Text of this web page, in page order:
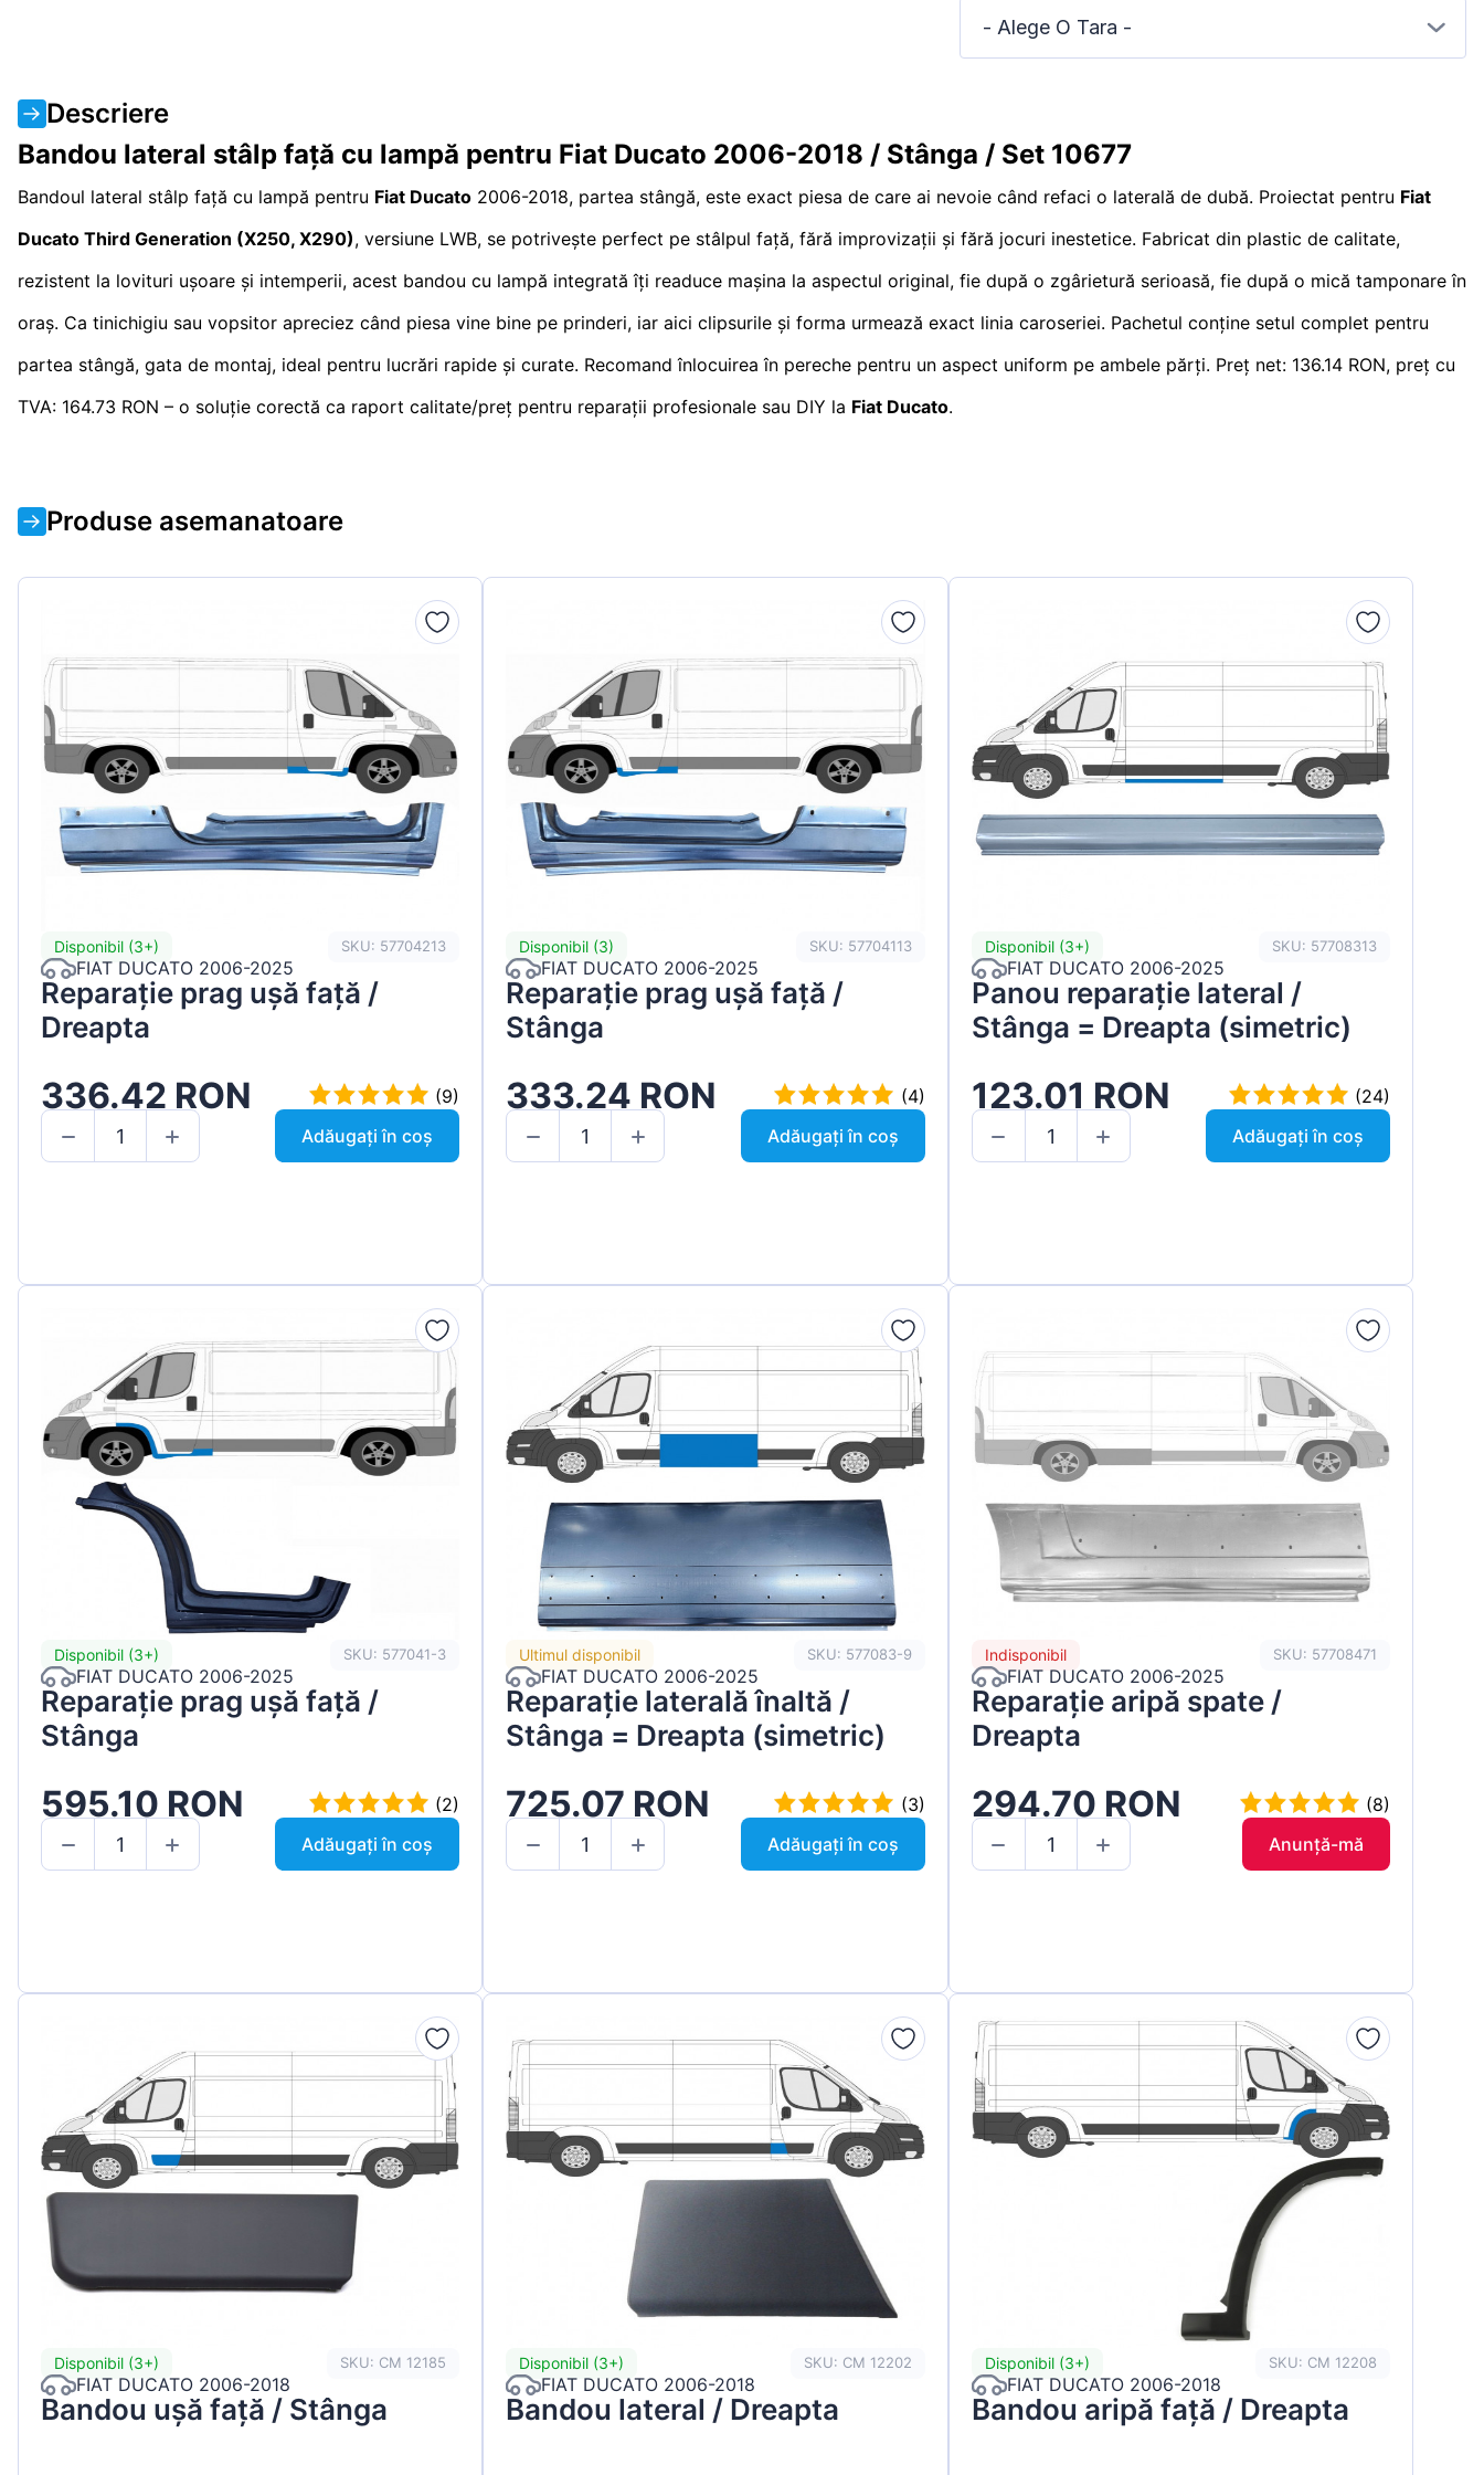
- Alege O Tara -
Descriere
Bandou lateral stâlp față cu lampă pentru Fiat Ducato 2006-2018 / Stânga / Set 10677
Bandoul lateral stâlp față cu lampă pentru Fiat Ducato 2006-2018, partea stângă, este exact piesa de care ai nevoie când refaci o laterală de dubă. Proiectat pentru Fiat
Ducato Third Generation (X250, X290), versiune LWB, se potrivește perfect pe stâlpul față, fără improvizații și fără jocuri inestetice. Fabricat din plastic de calitate,
rezistent la lovituri ușoare și intemperii, acest bandou cu lampă integrată îți readuce mașina la aspectul original, fie după o zgârietură serioasă, fie după o mică tamponare în
oraș. Ca tinichigiu sau vopsitor apreciez când piesa vine bine pe prinderi, iar aici clipsurile și forma urmează exact linia caroseriei. Pachetul conține setul complet pentru
partea stângă, gata de montaj, ideal pentru lucrări rapide și curate. Recomand înlocuirea în pereche pentru un aspect uniform pe ambele părți. Preț net: 136.14 RON, preț cu
TVA: 164.73 RON – o soluție corectă ca raport calitate/preț pentru reparații profesionale sau DIY la Fiat Ducato.
Produse asemanatoare
Disponibil (3+) SKU: 57704213
FIAT DUCATO 2006-2025
Reparație prag ușă față /
Dreapta
336.42 RON
(9)
Adăugați în coș
Disponibil (3) SKU: 57704113
FIAT DUCATO 2006-2025
Reparație prag ușă față /
Stânga
333.24 RON
(4)
Adăugați în coș
Disponibil (3+) SKU: 57708313
FIAT DUCATO 2006-2025
Panou reparație lateral /
Stânga = Dreapta (simetric)
123.01 RON
(24)
Adăugați în coș
Disponibil (3+) SKU: 577041-3
FIAT DUCATO 2006-2025
Reparație prag ușă față /
Stânga
595.10 RON
(2)
Adăugați în coș
Ultimul disponibil SKU: 577083-9
FIAT DUCATO 2006-2025
Reparație laterală înaltă /
Stânga = Dreapta (simetric)
725.07 RON
(3)
Adăugați în coș
Indisponibil SKU: 57708471
FIAT DUCATO 2006-2025
Reparație aripă spate /
Dreapta
294.70 RON
(8)
Anunță-mă
Disponibil (3+) SKU: CM 12185
FIAT DUCATO 2006-2018
Bandou ușă față / Stânga
Disponibil (3+) SKU: CM 12202
FIAT DUCATO 2006-2018
Bandou lateral / Dreapta
Disponibil (3+) SKU: CM 12208
FIAT DUCATO 2006-2018
Bandou aripă față / Dreapta